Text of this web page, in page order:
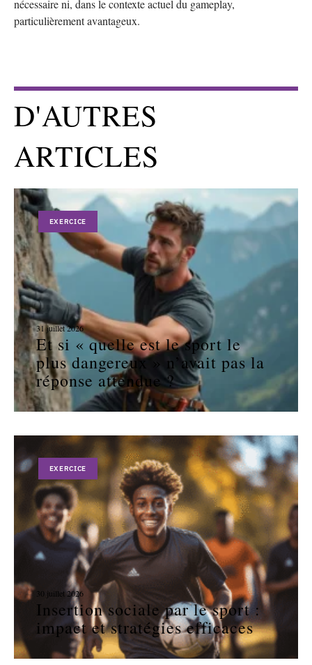
nécessaire ni, dans le contexte actuel du gameplay,
particulièrement avantageux.
D'AUTRES
ARTICLES
EXERCICE
31 juillet 2026
Et si « quelle est le sport le
plus dangereux » n’avait pas la
réponse attendue ?
EXERCICE
30 juillet 2026
Insertion sociale par le sport :
impact et stratégies efficaces